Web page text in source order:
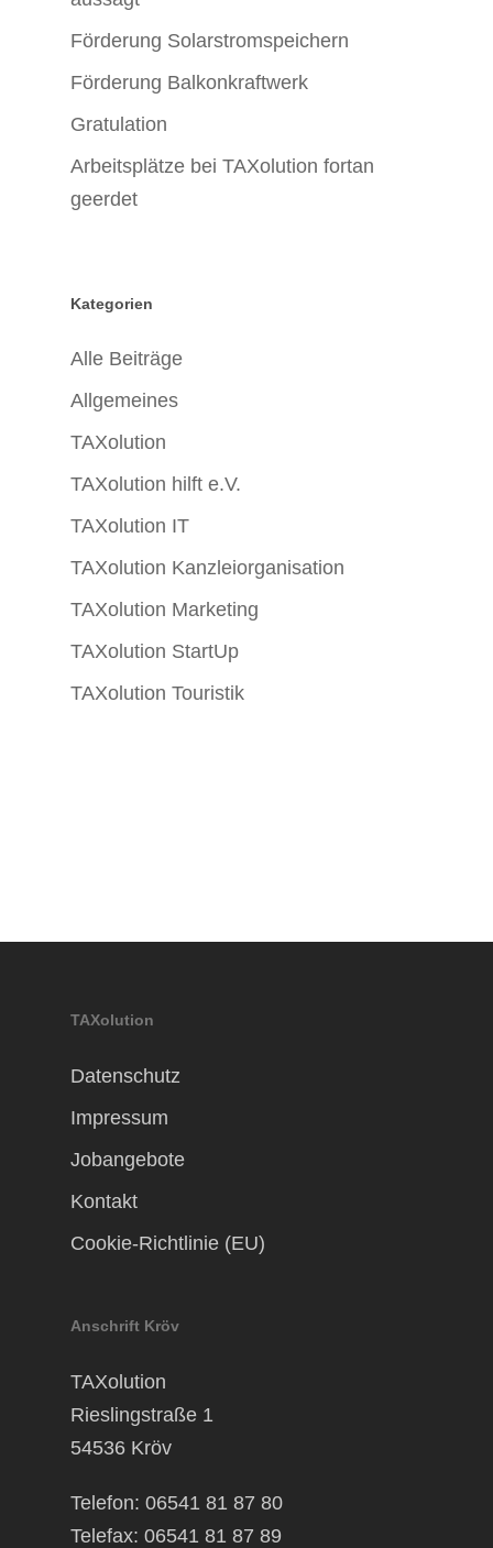
Förderung Solarstromspeichern
Förderung Balkonkraftwerk
Gratulation
Arbeitsplätze bei TAXolution fortan
geerdet
Kategorien
Alle Beiträge
Allgemeines
TAXolution
TAXolution hilft e.V.
TAXolution IT
TAXolution Kanzleiorganisation
TAXolution Marketing
TAXolution StartUp
TAXolution Touristik
TAXolution
Datenschutz
Impressum
Jobangebote
Kontakt
Cookie-Richtlinie (EU)
Anschrift Kröv
TAXolution
Rieslingstraße 1
54536 Kröv
Telefon: 06541 81 87 80
Telefax: 06541 81 87 89